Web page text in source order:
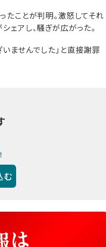
たことが判明。激怒してそれ
ェアし、騒ぎが広がった。
ませんでした」と直接謝罪
む